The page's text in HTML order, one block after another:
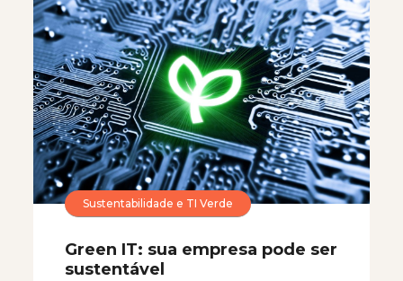
Sustentabilidade e TI Verde
Green IT: sua empresa pode ser
sustentável